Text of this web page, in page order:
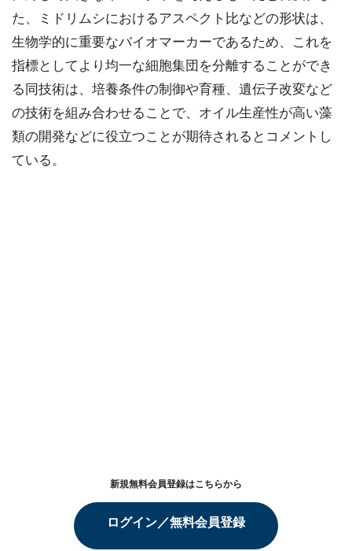
た、ミドリムシにおけるアスペクト比などの形状は、
生物学的に重要なバイオマーカーであるため、これを
指標としてより均一な細胞集団を分離することができ
る同技術は、培養条件の制御や育種、遺伝子改変など
の技術を組み合わせることで、オイル生産性が高い藻
類の開発などに役立つことが期待されるとコメントし
ている。
新規無料会員登録はこちらから
ログイン／無料会員登録